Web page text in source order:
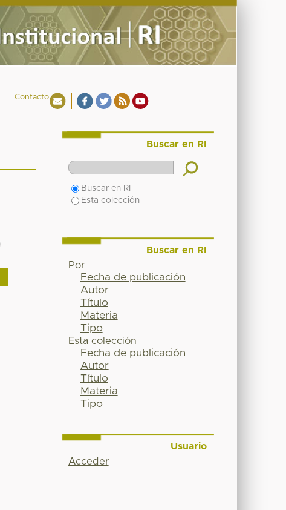
Contacto
Buscar en RI
Buscar en RI
Esta colección
Buscar en RI
Por
Fecha de publicación
Autor
Título
Materia
Tipo
Esta colección
Fecha de publicación
Autor
Título
Materia
Tipo
Usuario
Acceder